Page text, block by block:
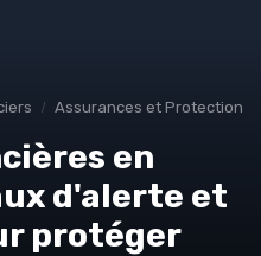
Assurances et Protections
en
d'alerte et
protéger